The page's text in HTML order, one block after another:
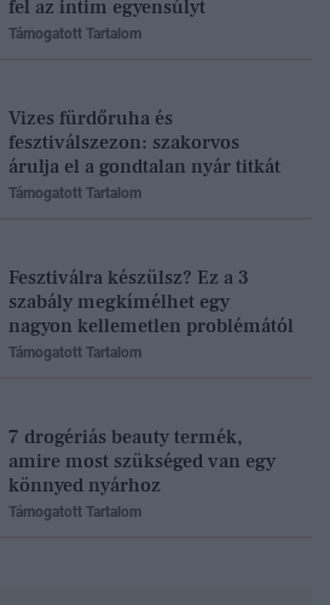
fel az intim egyensúlyt
Támogatott Tartalom
Vizes fürdőruha és
fesztiválszezon: szakorvos
árulja el a gondtalan nyár titkát
Támogatott Tartalom
Fesztiválra készülsz? Ez a 3
szabály megkímélhet egy
nagyon kellemetlen problémától
Támogatott Tartalom
7 drogériás beauty termék,
amire most szükséged van egy
könnyed nyárhoz
Támogatott Tartalom